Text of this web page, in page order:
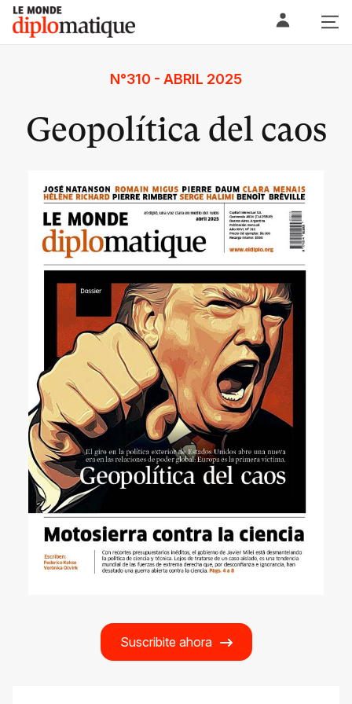
Skip
content
Le monde diplomatique
N°310 - ABRIL 2025
Geopolítica del caos
Suscribite ahora